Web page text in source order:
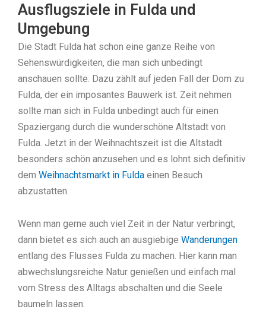
Ausflugsziele in Fulda und
Umgebung
Die Stadt Fulda hat schon eine ganze Reihe von
Sehenswürdigkeiten, die man sich unbedingt
anschauen sollte. Dazu zählt auf jeden Fall der Dom zu
Fulda, der ein imposantes Bauwerk ist. Zeit nehmen
sollte man sich in Fulda unbedingt auch für einen
Spaziergang durch die wunderschöne Altstadt von
Fulda. Jetzt in der Weihnachtszeit ist die Altstadt
besonders schön anzusehen und es lohnt sich definitiv
dem Weihnachtsmarkt in Fulda einen Besuch
abzustatten.
Wenn man gerne auch viel Zeit in der Natur verbringt,
dann bietet es sich auch an ausgiebige Wanderungen
entlang des Flusses Fulda zu machen. Hier kann man
abwechslungsreiche Natur genießen und einfach mal
vom Stress des Alltags abschalten und die Seele
baumeln lassen.